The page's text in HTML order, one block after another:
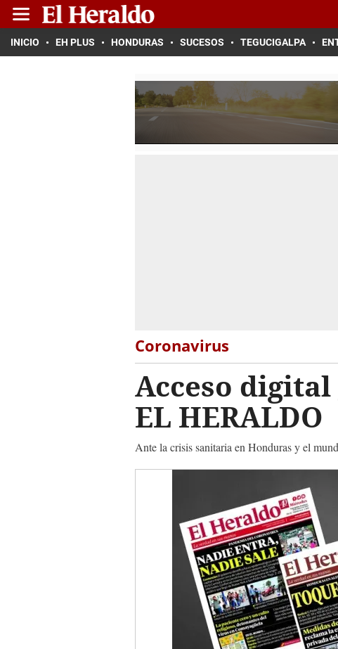
INICIO EH PLUS HONDURAS SUCESOS TEGUCIGALPA
Coronavirus
Acceso
EL HERALDO
Ante la crisis sanitaria en Honduras y el